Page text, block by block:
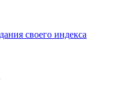
своего индекса